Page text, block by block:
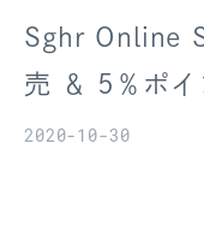
Sghr Online
売 ＆ 5％ポイ
2020-10-30